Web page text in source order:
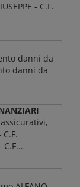
- C.F.
danni da
danni da
C.F...